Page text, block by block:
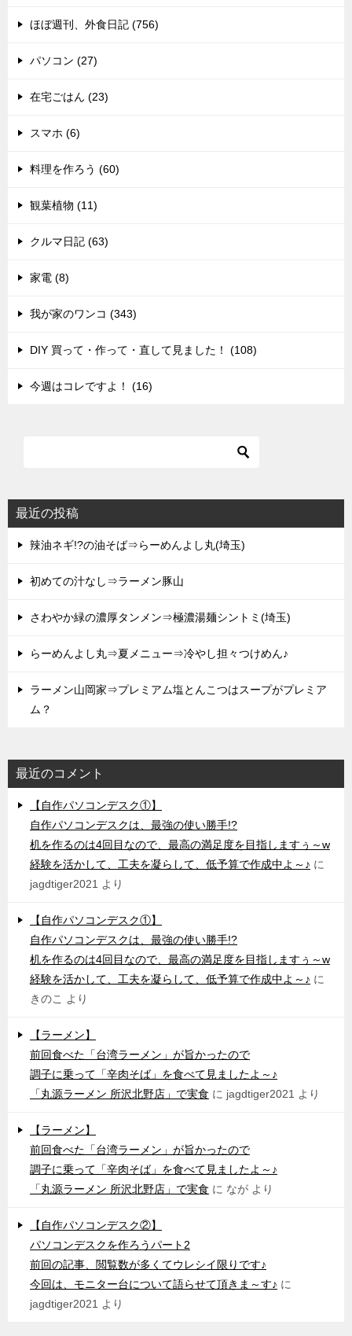
ほぼ週刊、外食日記 (756)
パソコン (27)
在宅ごはん (23)
スマホ (6)
料理を作ろう (60)
観葉植物 (11)
クルマ日記 (63)
家電 (8)
我が家のワンコ (343)
DIY 買って・作って・直して見ました！ (108)
今週はコレですよ！ (16)
最近の投稿
辣油ネギ!?の油そば⇒らーめんよし丸(埼玉)
初めての汁なし⇒ラーメン豚山
さわやか緑の濃厚タンメン⇒極濃湯麺シントミ(埼玉)
らーめんよし丸⇒夏メニュー⇒冷やし担々つけめん♪
ラーメン山岡家⇒プレミアム塩とんこつはスープがプレミア
ム？
最近のコメント
【自作パソコンデスク①】
自作パソコンデスクは、最強の使い勝手!?
机を作るのは4回目なので、最高の満足度を目指しますぅ～w
経験を活かして、工夫を凝らして、低予算で作成中よ～♪ に
jagdtiger2021 より
【自作パソコンデスク①】
自作パソコンデスクは、最強の使い勝手!?
机を作るのは4回目なので、最高の満足度を目指しますぅ～w
経験を活かして、工夫を凝らして、低予算で作成中よ～♪ に
きのこ より
【ラーメン】
前回食べた「台湾ラーメン」が旨かったので
調子に乗って「辛肉そば」を食べて見ましたよ～♪
「丸源ラーメン 所沢北野店」で実食 に jagdtiger2021 より
【ラーメン】
前回食べた「台湾ラーメン」が旨かったので
調子に乗って「辛肉そば」を食べて見ましたよ～♪
「丸源ラーメン 所沢北野店」で実食 に なが より
【自作パソコンデスク②】
パソコンデスクを作ろうパート2
前回の記事、閲覧数が多くてウレシイ限りです♪
今回は、モニター台について語らせて頂きま～す♪ に
jagdtiger2021 より